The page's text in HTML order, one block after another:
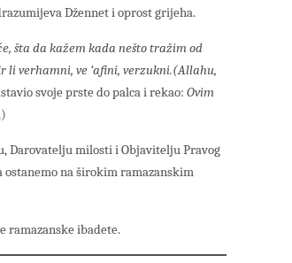
Džennet i oprost grijeha.
šta da kažem kada nešto tražim od
li verhamni, ve ‘afini, verzukni.(Allahu,
svoje prste do palca i rekao: Ovim
Darovatelju milosti i Objavitelju Pravog
ostanemo na širokim ramazanskim
ramazanske ibadete.